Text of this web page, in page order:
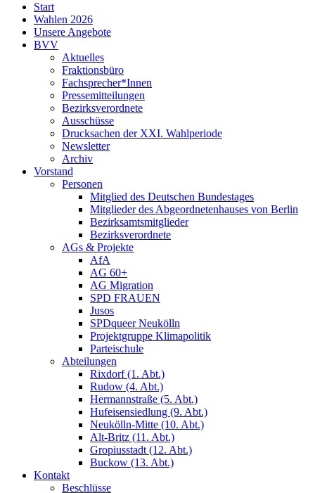
Start
Wahlen 2026
Unsere Angebote
BVV
Aktuelles
Fraktionsbüro
Fachsprecher*Innen
Pressemitteilungen
Bezirksverordnete
Ausschüsse
Drucksachen der XXI. Wahlperiode
Newsletter
Archiv
Vorstand
Personen
Mitglied des Deutschen Bundestages
Mitglieder des Abgeordnetenhauses von Berlin
Bezirksamtsmitglieder
Bezirksverordnete
AGs & Projekte
AfA
AG 60+
AG Migration
SPD FRAUEN
Jusos
SPDqueer Neukölln
Projektgruppe Klimapolitik
Parteischule
Abteilungen
Rixdorf (1. Abt.)
Rudow (4. Abt.)
Hermannstraße (5. Abt.)
Hufeisensiedlung (9. Abt.)
Neukölln-Mitte (10. Abt.)
Alt-Britz (11. Abt.)
Gropiusstadt (12. Abt.)
Buckow (13. Abt.)
Kontakt
Beschlüsse